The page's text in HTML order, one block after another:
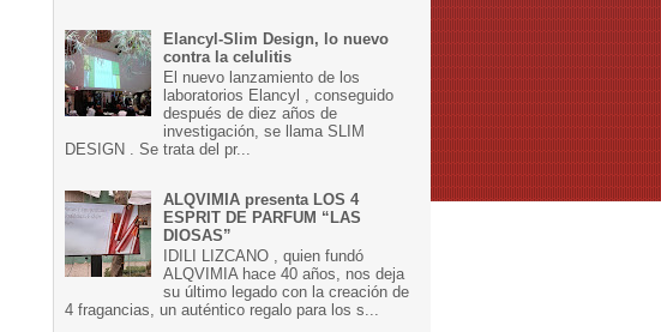
Elancyl-Slim Design, lo nuevo
contra la celulitis
El nuevo lanzamiento de los
laboratorios Elancyl , conseguido
después de diez años de
investigación, se llama SLIM
DESIGN . Se trata del pr...
ALQVIMIA presenta LOS 4
ESPRIT DE PARFUM “LAS
DIOSAS”
IDILI LIZCANO , quien fundó
ALQVIMIA hace 40 años, nos deja
su último legado con la creación de
4 fragancias, un auténtico regalo para los s...